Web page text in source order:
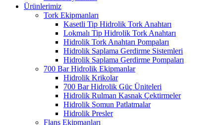
Ürünlerimiz
Tork Ekipmanları
Kasetli Tip Hidrolik Tork Anahtarı
Lokmalı Tip Hidrolik Tork Anahtarı
Hidrolik Tork Anahtarı Pompaları
Hidrolik Saplama Gerdirme Sistemleri
Hidrolik Saplama Gerdirme Pompaları
700 Bar Hidrolik Ekipmanlar
Hidrolik Krikolar
700 Bar Hidrolik Güç Üniteleri
Hidrolik Rulman Kasnak Çektirmeler
Hidrolik Somun Patlatmalar
Hidrolik Presler
Flanş Ekipmanları